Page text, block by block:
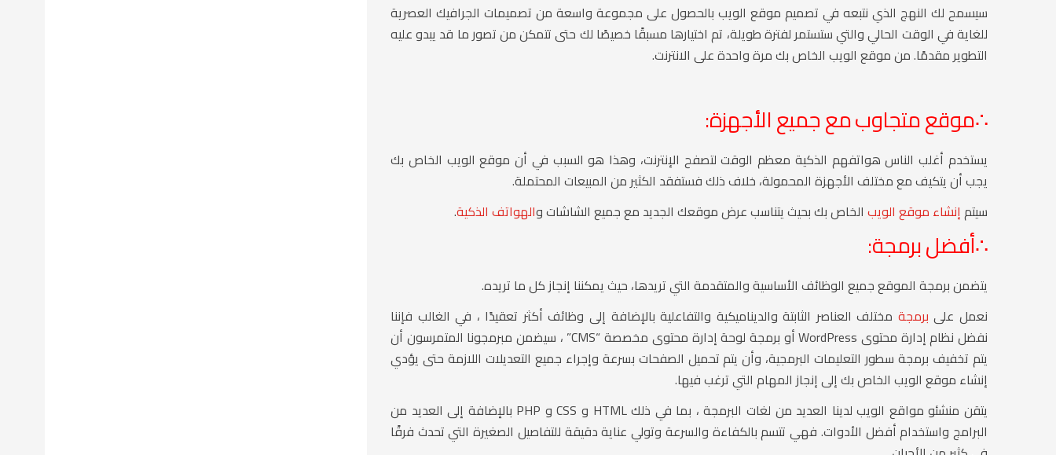
سيسمح لك النهج الذي نتبعه في تصميم موقع الويب بالحصول على مجموعة واسعة من تصميمات الجرافيك العصرية
للغاية في الوقت الحالي والتي ستستمر لفترة طويلة، تم اختيارها مسبقًا خصيصًا لك حتى تتمكن من تصور ما قد يبدو عليه
التطوير مقدمًا. من موقع الويب الخاص بك مرة واحدة على الانترنت.
∴موقع متجاوب مع جميع الأجهزة:
يستخدم أغلب الناس هواتفهم الذكية معظم الوقت لتصفح الإنترنت، وهذا هو السبب في أن موقع الويب الخاص بك
يجب أن يتكيف مع مختلف الأجهزة المحمولة، خلاف ذلك فستفقد الكثير من المبيعات المحتملة.
سيتمإنشاء موقع الويب الخاص بك بحيث يتناسب عرض موقعك الجديد مع جميع الشاشات والهواتف الذكية.
∴أفضل برمجة:
يتضمن برمجة الموقع جميع الوظائف الأساسية والمتقدمة التي تريدها، حيث يمكننا إنجاز كل ما تريده.
نعمل علىبرمجة مختلف العناصر الثابتة والديناميكية والتفاعلية بالإضافة إلى وظائف أكثر تعقيدًا ، في الغالب فإننا
نفضل نظام إدارة محتوى WordPress أو برمجة لوحة إدارة محتوى مخصصة “CMS” ، سيضمن مبرمجونا المتمرسون أن
يتم تخفيف برمجة سطور التعليمات البرمجية، وأن يتم تحميل الصفحات بسرعة وإجراء جميع التعديلات اللازمة حتى يؤدي
إنشاء موقع الويب الخاص بك إلى إنجاز المهام التي ترغب فيها.
يتقن منشئو مواقع الويب لدينا العديد من لغات البرمجة ، بما في ذلك HTML و CSS و PHP بالإضافة إلى العديد من
البرامج واستخدام أفضل الأدوات. فهي تتسم بالكفاءة والسرعة وتولي عناية دقيقة للتفاصيل الصغيرة التي تحدث فرقًا